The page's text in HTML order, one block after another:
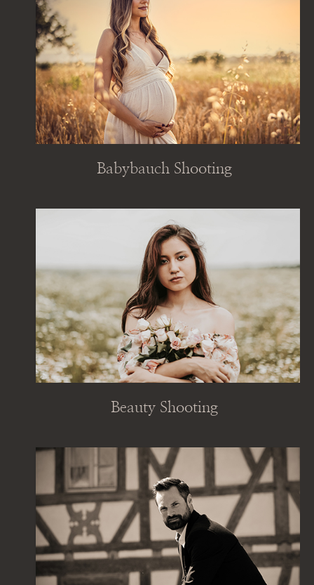
Babybauch Shooting
Beauty Shooting